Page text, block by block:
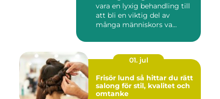
vara en lyxig behandling till
att bli en viktig del av
många människors va...
01. jul
Frisör lund så hittar du rätt
salong för stil, kvalitet och
omtanke